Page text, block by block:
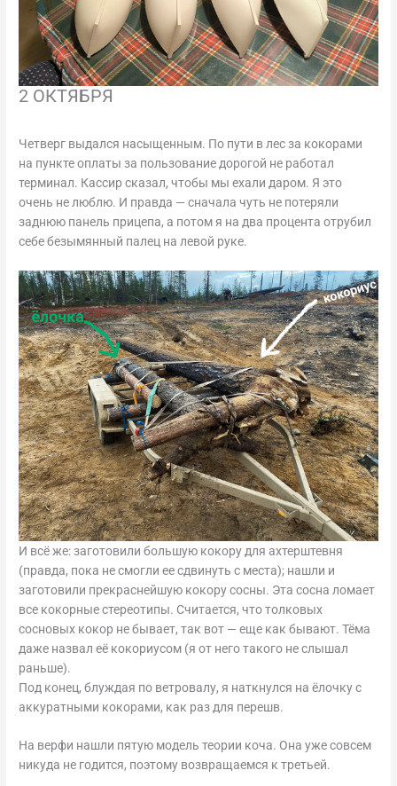
2 ОКТЯБРЯ
Четверг выдался насыщенным. По пути в лес за кокорами
на пункте оплаты за пользование дорогой не работал
терминал. Кассир сказал, чтобы мы ехали даром. Я это
очень не люблю. И правда — сначала чуть не потеряли
заднюю панель прицепа, а потом я на два процента отрубил
себе безымянный палец на левой руке.
И всё же: заготовили большую кокору для ахтерштевня
(правда, пока не смогли ее сдвинуть с места); нашли и
заготовили прекраснейшую кокору сосны. Эта сосна ломает
все кокорные стереотипы. Считается, что толковых
сосновых кокор не бывает, так вот — еще как бывают. Тёма
даже назвал её кокориусом (я от него такого не слышал
раньше).
Под конец, блуждая по ветровалу, я наткнулся на ёлочку с
аккуратными кокорами, как раз для перешв.
На верфи нашли пятую модель теории коча. Она уже совсем
никуда не годится, поэтому возвращаемся к третьей.